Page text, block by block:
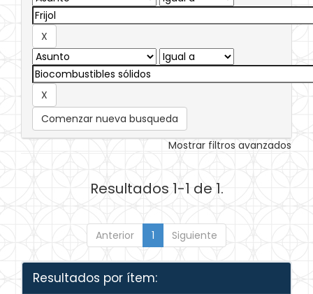
Comenzar nueva busqueda
Mostrar filtros avanzados
Resultados 1-1 de 1.
Anterior 1 Siguiente
Resultados por ítem: